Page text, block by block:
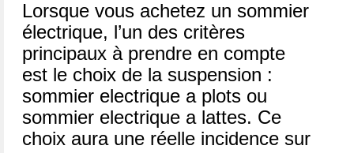
Lorsque vous achetez un sommier
électrique, l’un des critères
principaux à prendre en compte
est le choix de la suspension :
sommier electrique a plots ou
sommier electrique a lattes. Ce
choix aura une réelle incidence sur